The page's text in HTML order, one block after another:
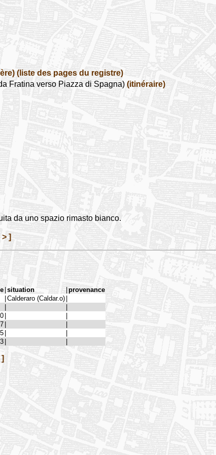
(liste des pages du registre)
Fratina verso Piazza di Spagna) (itinéraire)
da uno spazio rimasto bianco.
]
|situation |provenance
|Calderaro (Caldar.o) |
|
|
|
|
7 |
|
5 |
|
3 | |